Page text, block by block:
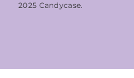
2025 Candycase.